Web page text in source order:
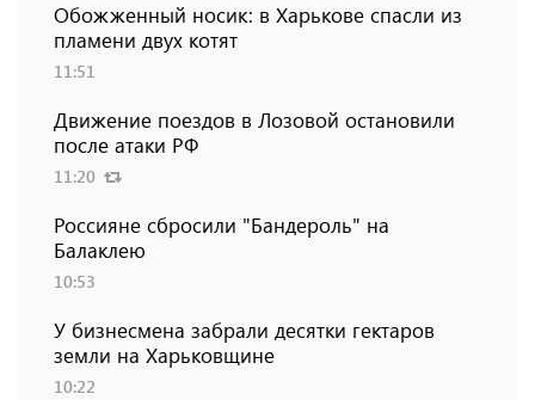
Обожженный носик: в Харькове спасли из
пламени двух котят
11:51
Движение поездов в Лозовой остановили
после атаки РФ
11:20
Россияне сбросили "Бандероль" на
Балаклею
10:53
У бизнесмена забрали десятки гектаров
земли на Харьковщине
10:22